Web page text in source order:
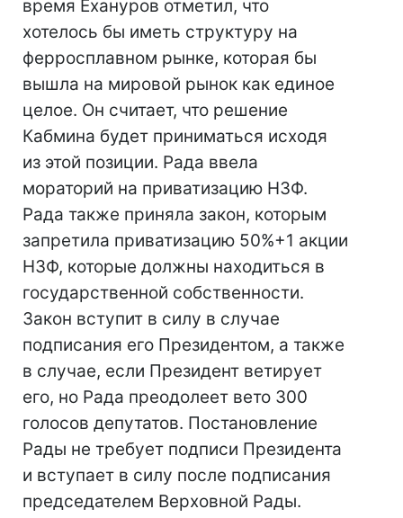
время Ехануров отметил, что
хотелось бы иметь структуру на
ферросплавном рынке, которая бы
вышла на мировой рынок как единое
целое. Он считает, что решение
Кабмина будет приниматься исходя
из этой позиции. Рада ввела
мораторий на приватизацию НЗФ.
Рада также приняла закон, которым
запретила приватизацию 50%+1 акции
НЗФ, которые должны находиться в
государственной собственности.
Закон вступит в силу в случае
подписания его Президентом, а также
в случае, если Президент ветирует
его, но Рада преодолеет вето 300
голосов депутатов. Постановление
Рады не требует подписи Президента
и вступает в силу после подписания
председателем Верховной Рады.